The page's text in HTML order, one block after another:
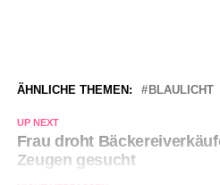
ÄHNLICHE THEMEN: BLAULICHT
UP NEXT
Frau droht
Zeugen gesucht